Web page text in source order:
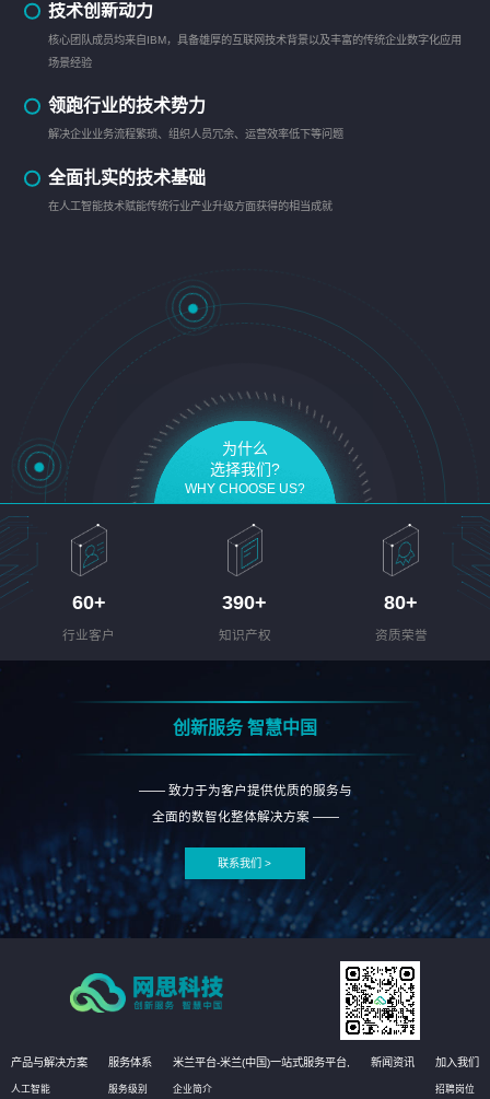
技术创新动力
核心团队成员均来自IBM，具备雄厚的互联网技术背景以及丰富的传统企业数字化应用
场景经验
领跑行业的技术势力
解决企业业务流程繁琐、组织人员冗余、运营效率低下等问题
全面扎实的技术基础
在人工智能技术赋能传统行业产业升级方面获得的相当成就
为什么
选择我们?
WHY CHOOSE US?
60+
行业客户
390+
知识产权
80+
资质荣誉
创新服务 智慧中国
—— 致力于为客户提供优质的服务与
全面的数智化整体解决方案 ——
联系我们 >
产品与解决方案
人工智能
服务体系
服务级别
米兰平台-米兰(中国)一站式服务平台,
企业简介
新闻资讯 加入我们
招聘岗位